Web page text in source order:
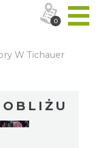
W Tichauer
0